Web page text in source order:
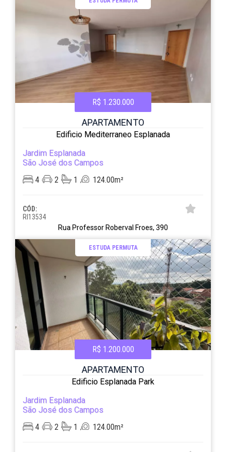
R$ 1.230.000
APARTAMENTO
Edificio Mediterraneo Esplanada
Jardim Esplanada
São José dos Campos
4
2 1 124.00m²
CÓD:
RI13534
Rua Professor Roberval Froes, 390
ESTUDA PERMUTA
R$ 1.200.000
APARTAMENTO
Edificio Esplanada Park
Jardim Esplanada
São José dos Campos
4
2 1 124.00m²